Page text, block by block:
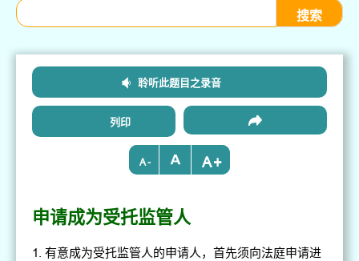
聆听此题目之录音
列印
- +
申请成为受托监管人
1. 有意成为受托监管人的申请人，首先须向法庭申请进